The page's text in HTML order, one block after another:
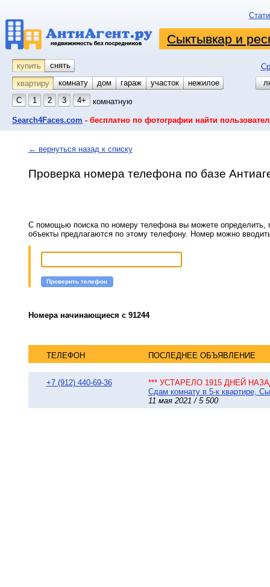
Сыктывкар и
купить снять
квартиру
комнату койко-место
дом гараж участок
нежилое
С
1 2 3 4+ комнатную
Search4Faces.com - бесплатно по фотографии найти
← вернуться назад к списку
Проверка номера телефона по базе
С помощью поиска по номеру телефона вы можете определить,
объекты предлагаются по этому телефону. Номер можно
Проверить телефон
Номера начинающиеся с 91244
ТЕЛЕФОН ПОСЛЕДНЕЕ ОБЪЯВЛЕНИЕ
+7 (912) 440-69-36
*** УСТАРЕЛО 1915 ДНЕЙ
Сдам комнату в 5-к квартире,
11 мая 2021 / 5 500